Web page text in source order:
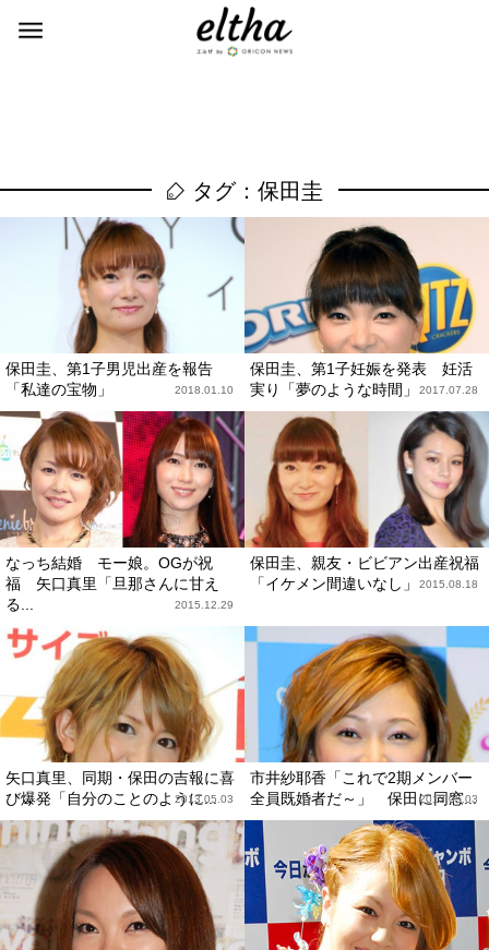
タグ：保田圭
保田圭、第1子男児出産を報告
「私達の宝物」
2018.01.10
保田圭、第1子妊娠を発表 妊活
実り「夢のような時間」
2017.07.28
なっち結婚 モー娘。OGが祝
福 矢口真里「旦那さんに甘え
る...
2015.12.29
保田圭、親友・ビビアン出産祝福
「イケメン間違いなし」
2015.08.18
矢口真里、同期・保田の吉報に喜
び爆発「自分のことのように...
2013.05.03
市井紗耶香「これで2期メンバー
全員既婚者だ～」 保田に同窓...
2013.05.03